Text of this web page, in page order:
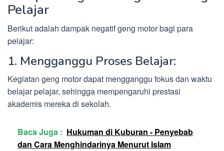
Pelajar
Berikut adalah dampak negatif geng motor bagi para
pelajar:
1. Mengganggu Proses Belajar:
Kegiatan geng motor dapat mengganggu fokus dan waktu
belajar pelajar, sehingga mempengaruhi prestasi
akademis mereka di sekolah.
Baca Juga : Hukuman di Kuburan - Penyebab
dan Cara Menghindarinya Menurut Islam